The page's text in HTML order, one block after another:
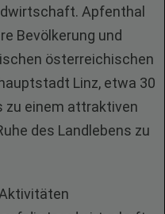
Apfenthal
Bevölkerung und
österreichischen
Linz, etwa 30
zu einem attraktiven
des Landlebens zu